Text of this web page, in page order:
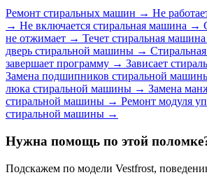
Ремонт стиральных машин → Не
→ Не включается стиральная машина →
не отжимает → Течет стиральная машина
дверь стиральной машины →
завершает программу → Зависает
Замена подшипников стиральной
люка стиральной машины → Замена
стиральной машины → Ремонт модуля
стиральной машины →
Нужна помощь по этой
Подскажем по модели Vestfrost,